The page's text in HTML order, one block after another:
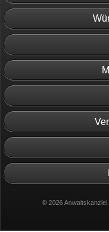
© 2026 Anwaltskanzlei